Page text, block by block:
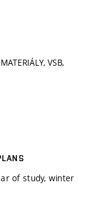
VSB,
of study, winter